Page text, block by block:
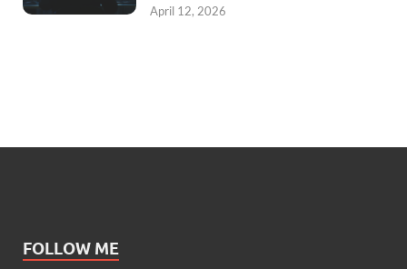
April 12, 2026
FOLLOW ME